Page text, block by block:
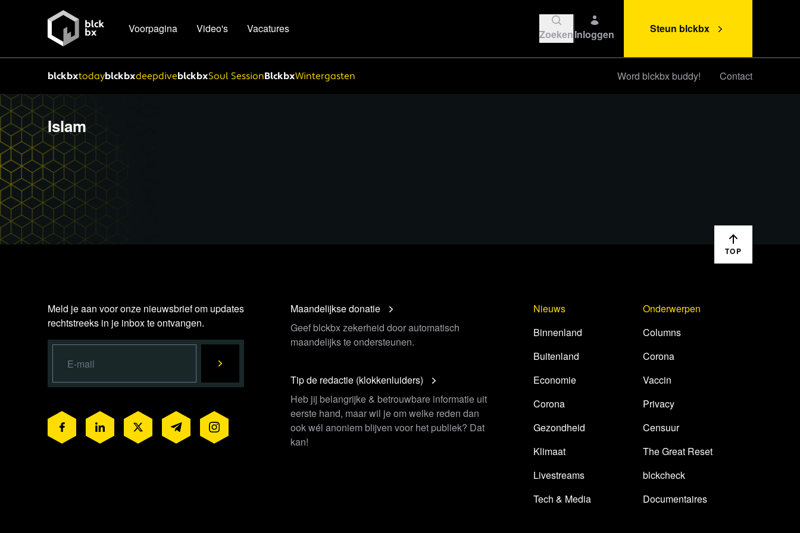
Voorpagina Video's Vacatures ZoekenInloggen Steun blckbx
blckbxtodayblckbxdeepdiveblckbxSoul SessionBlckbxWintergasten Word blckbx buddy! Contact
Islam
TOP
Meld je aan voor onze nieuwsbrief om updates
rechtstreeks in je inbox te ontvangen.
Maandelijkse donatie
Geef blckbx zekerheid door automatisch
maandelijks te ondersteunen.
Tip de redactie (klokkenluiders)
Heb jij belangrijke & betrouwbare informatie uit
eerste hand, maar wil je om welke reden dan
ook wél anoniem blijven voor het publiek? Dat
kan!
Nieuws
Binnenland
Buitenland
Economie
Corona
Gezondheid
Klimaat
Livestreams
Tech & Media
Onderwerpen
Columns
Corona
Vaccin
Privacy
Censuur
The Great Reset
blckcheck
Documentaires